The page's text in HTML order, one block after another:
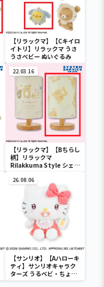
【リラックマ】【Cキイロ
イトリ】リラックマ うさ
うさべビー ぬいぐるみ
22.03.16
【リラックマ】【Bちらし
柄】リラックマ
Rilakkuma Style シェー
26.08.06
【サンリオ】【Aハローキ
ティ】サンリオキャラク
ターズ うるベビ・ちょい
デカドール